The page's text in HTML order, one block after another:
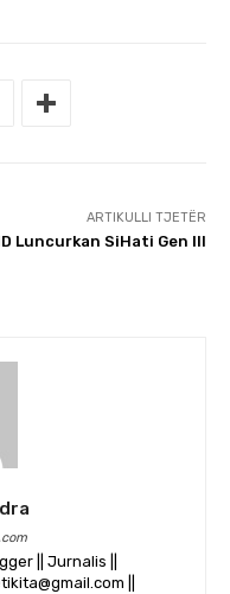
ARTIKULLI TJETËR
Luncurkan SiHati Gen III
|| Jurnalis ||
||